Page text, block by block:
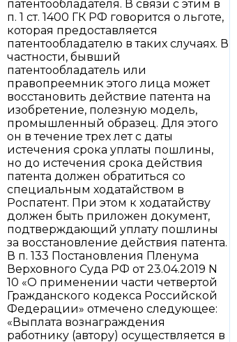
патентообладателя. В связи с этим в
п. 1 ст. 1400 ГК РФ говорится о льготе,
которая предоставляется
патентообладателю в таких случаях. В
частности, бывший
патентообладатель или
правопреемник этого лица может
восстановить действие патента на
изобретение, полезную модель,
промышленный образец. Для этого
он в течение трех лет с даты
истечения срока уплаты пошлины,
но до истечения срока действия
патента должен обратиться со
специальным ходатайством в
Роспатент. При этом к ходатайству
должен быть приложен документ,
подтверждающий уплату пошлины
за восстановление действия патента.
В п. 133 Постановления Пленума
Верховного Суда РФ от 23.04.2019 N
10 «О применении части четвертой
Гражданского кодекса Российской
Федерации» отмечено следующее:
«Выплата вознаграждения
работнику (автору) осуществляется в